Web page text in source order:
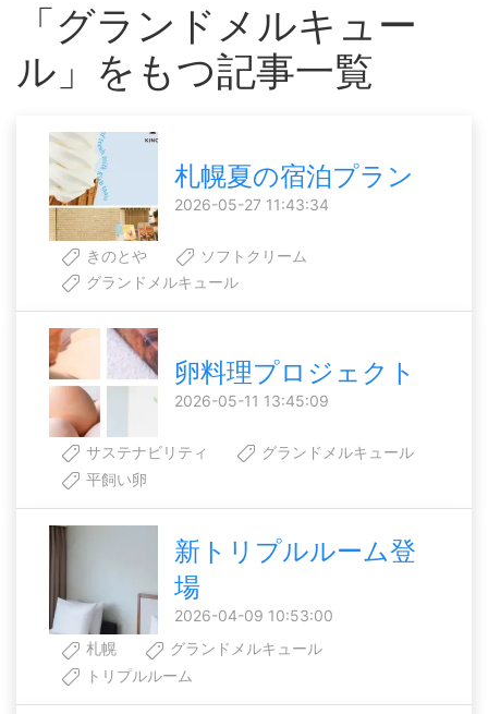
「グランドメルキュー
ル」をもつ記事一覧
札幌夏の宿泊プラン
2026-05-27 11:43:34
きのとや
ソフトクリーム
グランドメルキュール
卵料理プロジェクト
2026-05-11 13:45:09
サステナビリティ
グランドメルキュール
平飼い卵
新トリプルルーム登
場
2026-04-09 10:53:00
札幌
グランドメルキュール
トリプルルーム